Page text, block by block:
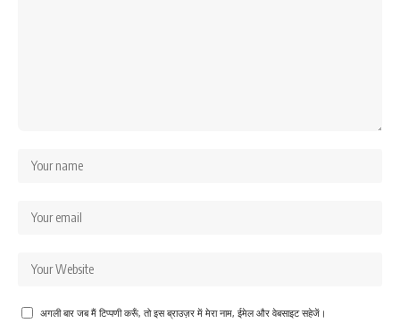
अगली बार जब मैं टिप्पणी करूँ, तो इस ब्राउज़र में मेरा नाम, ईमेल और वेबसाइट सहेजें।